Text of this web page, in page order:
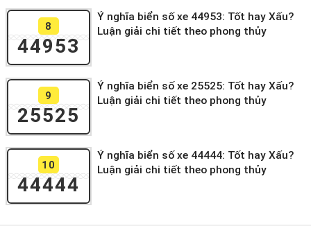
8
44953
Ý nghĩa biển số xe 44953: Tốt hay Xấu?
Luận giải chi tiết theo phong thủy
9
25525
Ý nghĩa biển số xe 25525: Tốt hay Xấu?
Luận giải chi tiết theo phong thủy
10
44444
Ý nghĩa biển số xe 44444: Tốt hay Xấu?
Luận giải chi tiết theo phong thủy